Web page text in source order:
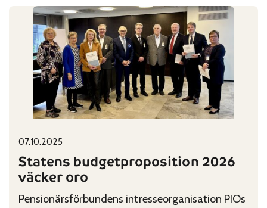
utlåtande
om
ekonomiska,
sociala
och
kulturella
rättigheter
Published on:
07.10.2025
Statens budgetproposition 2026
väcker oro
Pensionärsförbundens intresseorganisation PIOs
Categories: